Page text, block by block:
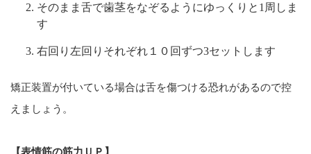
そのまま舌で歯茎をなぞるようにゆっくりと1周しま
す
右回り左回りそれぞれ１０回ずつ3セットします
矯正装置が付いている場合は舌を傷つける恐れがあるので控
えましょう。